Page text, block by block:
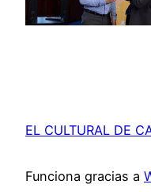
EL CULTURAL DE
Funciona gracias a